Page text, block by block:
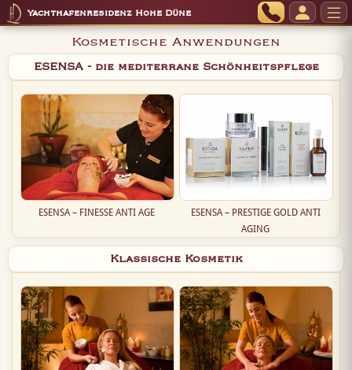
Yachthafenresidenz Hohe Düne
Kosmetische Anwendungen
ESENSA - die mediterrane Schönheitspflege
ESENSA – FINESSE ANTI AGE
ESENSA – PRESTIGE GOLD ANTI
AGING
Klassische Kosmetik